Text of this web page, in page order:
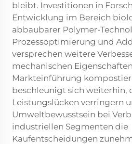
bleibt. Investitionen in
Entwicklung im Bereich
abbaubarer Polymer-
Prozessoptimierung und
versprechen weitere
mechanischen
Markteinführung
beschleunigt sich weiterhin,
Leistungslücken verringern
Umweltbewusstsein bei
industriellen Segmenten die
Kaufentscheidungen